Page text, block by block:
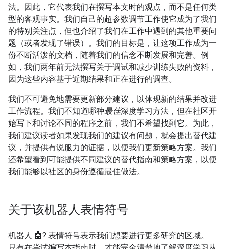
法。因此，它代表我们在撰写本文时的观点，而不是任何类
型的客观事实。我们自己的超参数调节工作使它成为了我们
的特别关注点，但也介绍了我们在工作中遇到的其他重要问
题（或者发现了错误）。我们的目标是，让这项工作成为一
份不断活泼的文档，随着我们的信念不断发展和完善。例
如，我们两年前无法撰写关于调试和减少训练失败的资料，
因为这些内容基于近期结果和正在进行的调查。
我们不可避免地需要更新部分建议，以体现新的结果并改进
工作流程。我们不知道哪种最佳深度学习方法，但在社区开
始写下和讨论不同的程序之前，我们不希望找到它。为此，
我们建议读者如果发现我们的建议有问题，就会提出替代建
议，并提供有说服力的证据，以便我们更新策略方案。我们
还希望看到可能提供不同建议的替代指南和策略方案，以便
我们能够以社区的身份遵循最佳做法。
关于该机器人表情符号
机器人 🤖? 表情符号表示我们想要进行更多研究的区域。